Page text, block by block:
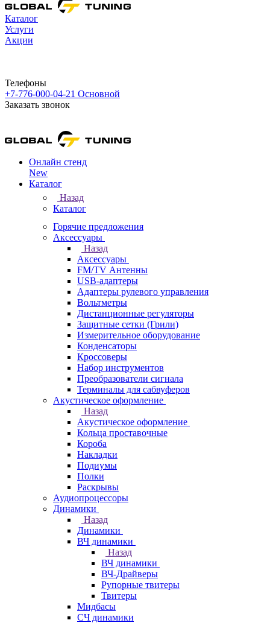
Каталог
Услуги
Акции
Телефоны
+7-776-000-04-21 Основной
Заказать звонок
Онлайн стенд
New
Каталог
Назад
Каталог
Горячие предложения
Аксессуары
Назад
Аксессуары
FM/TV Антенны
USB-адаптеры
Адаптеры рулевого управления
Вольтметры
Дистанционные регуляторы
Защитные сетки (Грили)
Измерительное оборудование
Конденсаторы
Кроссоверы
Набор инструментов
Преобразователи сигнала
Терминалы для сабвуферов
Акустическое оформление
Назад
Акустическое оформление
Кольца проставочные
Короба
Накладки
Подиумы
Полки
Раскрывы
Аудиопроцессоры
Динамики
Назад
Динамики
ВЧ динамики
Назад
ВЧ динамики
ВЧ-Драйверы
Рупорные твитеры
Твитеры
Мидбасы
СЧ динамики